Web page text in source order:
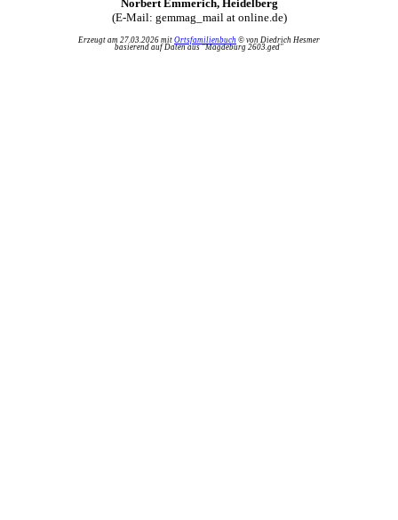
Norbert Emmerich, Heidelberg
(E-Mail: gemmag_mail at online.de)
Erzeugt am 27.03.2026 mit Ortsfamilienbuch © von Diedrich Hesmer
basierend auf Daten aus "Magdeburg 2603.ged"